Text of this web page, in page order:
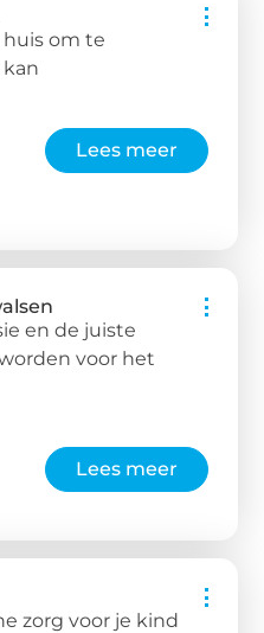
om te
Lees meer
en de juiste
voor het
Lees meer
zorg voor je kind